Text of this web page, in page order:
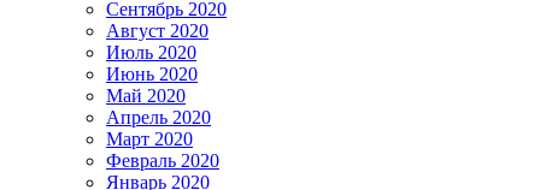
Сентябрь 2020
Август 2020
Июль 2020
Июнь 2020
Май 2020
Апрель 2020
Март 2020
Февраль 2020
Январь 2020